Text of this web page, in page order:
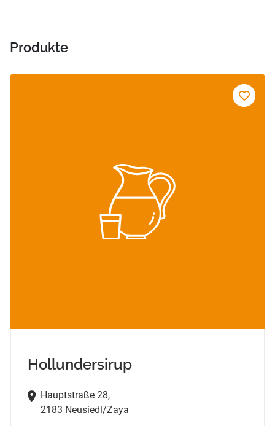
Produkte
Hollundersirup
Hauptstraße 28,
2183 Neusiedl/Zaya